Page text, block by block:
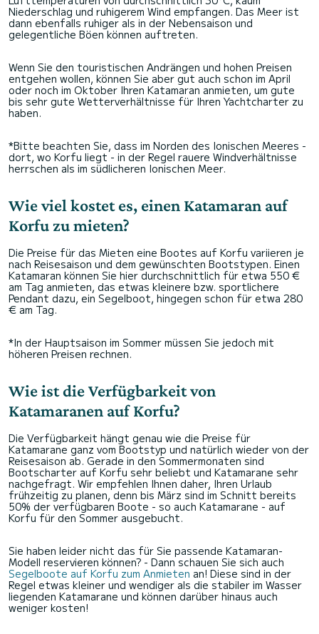
Niederschlag und ruhigerem Wind empfangen. Das Meer ist
dann ebenfalls ruhiger als in der Nebensaison und
gelegentliche Böen können auftreten.
Wenn Sie den touristischen Andrängen und hohen Preisen
entgehen wollen, können Sie aber gut auch schon im April
oder noch im Oktober Ihren Katamaran anmieten, um gute
bis sehr gute Wetterverhältnisse für Ihren Yachtcharter zu
haben.
*Bitte beachten Sie, dass im Norden des Ionischen Meeres -
dort, wo Korfu liegt - in der Regel rauere Windverhältnisse
herrschen als im südlicheren Ionischen Meer.
Wie viel kostet es, einen Katamaran auf
Korfu zu mieten?
Die Preise für das Mieten eine Bootes auf Korfu variieren je
nach Reisesaison und dem gewünschten Bootstypen. Einen
Katamaran können Sie hier durchschnittlich für etwa 550 €
am Tag anmieten, das etwas kleinere bzw. sportlichere
Pendant dazu, ein Segelboot, hingegen schon für etwa 280
€ am Tag.
*In der Hauptsaison im Sommer müssen Sie jedoch mit
höheren Preisen rechnen.
Wie ist die Verfügbarkeit von
Katamaranen auf Korfu?
Die Verfügbarkeit hängt genau wie die Preise für
Katamarane ganz vom Bootstyp und natürlich wieder von der
Reisesaison ab. Gerade in den Sommermonaten sind
Bootscharter auf Korfu sehr beliebt und Katamarane sehr
nachgefragt. Wir empfehlen Ihnen daher, Ihren Urlaub
frühzeitig zu planen, denn bis März sind im Schnitt bereits
50% der verfügbaren Boote - so auch Katamarane - auf
Korfu für den Sommer ausgebucht.
Sie haben leider nicht das für Sie passende Katamaran-
Modell reservieren können? - Dann schauen Sie sich auch
Segelboote auf Korfu zum Anmieten an! Diese sind in der
Regel etwas kleiner und wendiger als die stabiler im Wasser
liegenden Katamarane und können darüber hinaus auch
weniger kosten!